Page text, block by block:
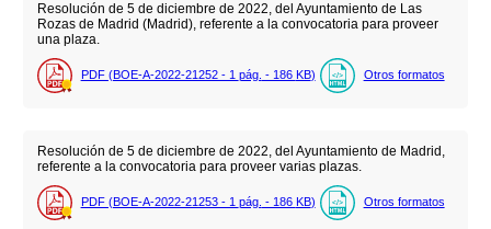
Resolución de 5 de diciembre de 2022, del Ayuntamiento de Las
Rozas de Madrid (Madrid), referente a la convocatoria para proveer
una plaza.
PDF (BOE-A-2022-21252 - 1 pág. - 186 KB) Otros formatos
Resolución de 5 de diciembre de 2022, del Ayuntamiento de Madrid,
referente a la convocatoria para proveer varias plazas.
PDF (BOE-A-2022-21253 - 1 pág. - 186 KB) Otros formatos